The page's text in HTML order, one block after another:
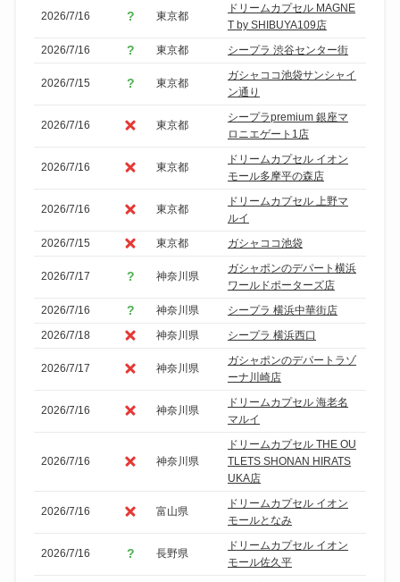
2026/7/16 東京都
ドリームカプセル MAGNE
T by SHIBUYA109店
2026/7/16
東京都 シープラ 渋谷センター街
2026/7/15 東京都
ガシャココ池袋サンシャイ
ン通り
2026/7/16 東京都
シープラpremium 銀座マ
ロニエゲート1店
2026/7/16 東京都
ドリームカプセル イオン
モール多摩平の森店
2026/7/16 東京都
ドリームカプセル 上野マ
ルイ
2026/7/15
東京都 ガシャココ池袋
2026/7/17 神奈川県
ガシャポンのデパート横浜
ワールドポーターズ店
2026/7/16
神奈川県
シープラ 横浜中華街店
2026/7/18
神奈川県 シープラ 横浜西口
2026/7/17 神奈川県
ガシャポンのデパートラゾ
ーナ川崎店
2026/7/16 神奈川県
ドリームカプセル 海老名
マルイ
2026/7/16 神奈川県
ドリームカプセル THE OU
TLETS SHONAN HIRATS
UKA店
2026/7/16 富山県
ドリームカプセル イオン
モールとなみ
2026/7/16 長野県
ドリームカプセル イオン
モール佐久平